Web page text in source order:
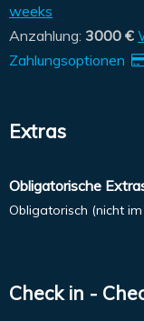
weeks
Anzahlung: 3000 €
Zahlungsoptionen
Extras
Obligatorische
Obligatorisch (nicht
Check in -